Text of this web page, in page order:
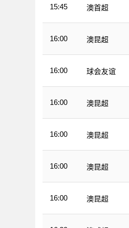
15:45 澳首超
16:00 澳昆超
16:00 球会友谊
16:00 澳昆超
16:00 澳昆超
16:00 澳昆超
16:00 澳昆超